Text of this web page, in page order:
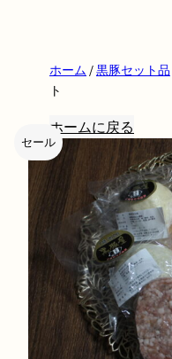
ホーム /黒豚セット品
ト
ホームに戻る
セール